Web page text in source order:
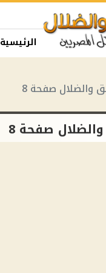
الرئيسية
والضلال صفحة 8
صفحة 8